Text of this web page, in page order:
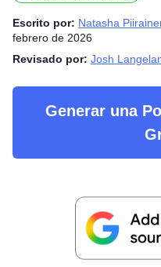
Escrito por: Natasha
febrero de 2026
Revisado por: Josh
Generar una